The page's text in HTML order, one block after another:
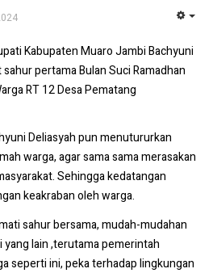
Kabupaten Muaro Jambi Bachyuni
pertama Bulan Suci Ramadhan
RT 12 Desa Pematang
Deliasyah pun menutururkan
warga, agar sama sama merasakan
Sehingga kedatangan
keakraban oleh warga.
sahur bersama, mudah-mudahan
lain ,terutama pemerintah
seperti ini, peka terhadap lingkungan